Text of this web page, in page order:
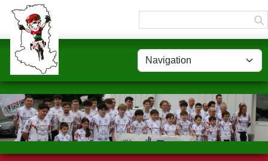
Panneau de gestion des cookies